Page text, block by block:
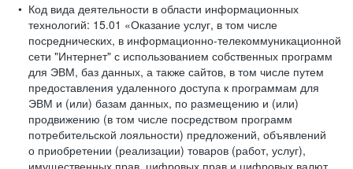
Код вида деятельности в области информационных
технологий: 15.01 «Оказание услуг, в том числе
посреднических, в информационно-телекоммуникационной
сети "Интернет" с использованием собственных программ
для ЭВМ, баз данных, а также сайтов, в том числе путем
предоставления удаленного доступа к программам для
ЭВМ и (или) базам данных, по размещению и (или)
продвижению (в том числе посредством программ
потребительской лояльности) предложений, объявлений
о приобретении (реализации) товаров (работ, услуг),
имущественных прав, цифровых прав и цифровых валют,